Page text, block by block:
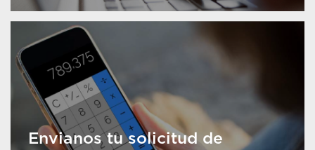
Envianos tu solicitud de